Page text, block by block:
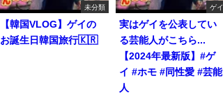
未分類
【韓国VLOG】ゲイの
お誕生日韓国旅行🇰🇷
ゲイ
実はゲイを公表してい
る芸能人がこちら...
【2024年最新版】#ゲ
イ #ホモ #同性愛 #芸能
人